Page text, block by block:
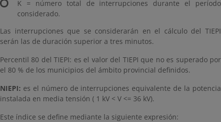
K = número total de interrupciones durante el período
considerado.
Las interrupciones que se considerarán en el cálculo del TIEPI
serán las de duración superior a tres minutos.
Percentil 80 del TIEPI: es el valor del TIEPI que no es superado por
el 80 % de los municipios del ámbito provincial definidos.
NIEPI: es el número de interrupciones equivalente de la potencia
instalada en media tensión ( 1 kV < V <= 36 kV).
Este índice se define mediante la siguiente expresión: